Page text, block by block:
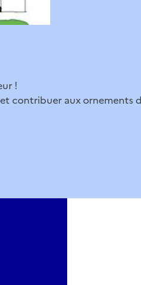
!
contribuer aux ornements